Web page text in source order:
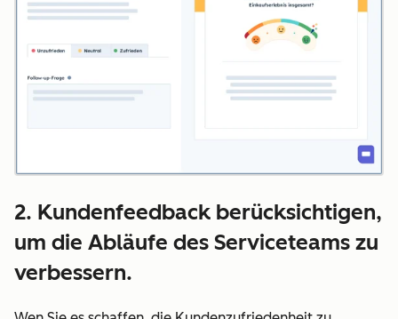
2. Kundenfeedback berücksichtigen,
um die Abläufe des Serviceteams zu
verbessern.